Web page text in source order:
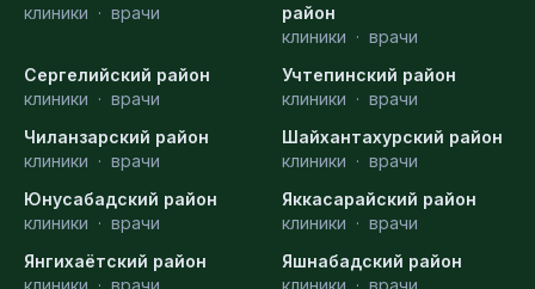
клиники · врачи
район
клиники · врачи
Сергелийский район
клиники · врачи
Учтепинский район
клиники · врачи
Чиланзарский район
клиники · врачи
Шайхантахурский район
клиники · врачи
Юнусабадский район
клиники · врачи
Яккасарайский район
клиники · врачи
Янгихаётский район
клиники · врачи
Яшнабадский район
клиники · врачи